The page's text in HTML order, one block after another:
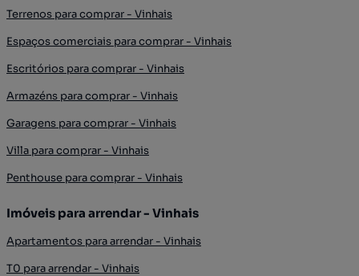
Terrenos para comprar - Vinhais
Espaços comerciais para comprar - Vinhais
Escritórios para comprar - Vinhais
Armazéns para comprar - Vinhais
Garagens para comprar - Vinhais
Villa para comprar - Vinhais
Penthouse para comprar - Vinhais
Imóveis para arrendar - Vinhais
Apartamentos para arrendar - Vinhais
T0 para arrendar - Vinhais